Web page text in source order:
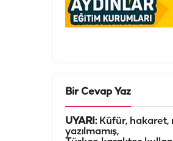
Bir Cevap Yaz
UYARI:Küfür, hakaret,
yazılmamış,